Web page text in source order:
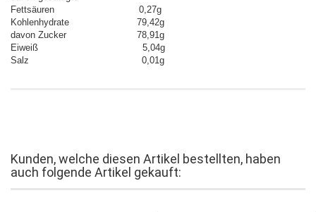
Fettsäuren 0,27g
Kohlenhydrate 79,42g
davon Zucker 78,91g
Eiweiß 5,04g
Salz 0,01g
Kunden, welche diesen Artikel bestellten, haben
auch folgende Artikel gekauft: